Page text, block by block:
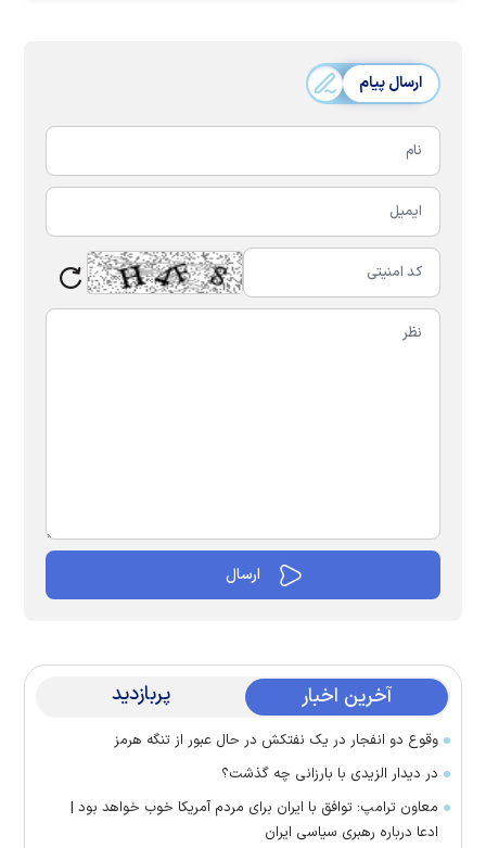
ارسال پیام
آخرین اخبار پربازدید
وقوع دو انفجار در یک نفتکش در حال عبور از تنگه هرمز
در دیدار الزیدی با بارزانی چه گذشت؟
معاون ترامپ: توافق با ایران برای مردم آمریکا خوب خواهد بود |
ادعا درباره رهبری سیاسی ایران